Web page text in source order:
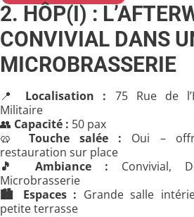
2. HÔP(I) :
CONVIVIAL DANS
MICROBRASSERIE
📍 Localisation : 75 Rue de
Militaire
👥 Capacité : 50 pax
🥨 Touche salée : Oui –
restauration sur place
🎵
Ambiance : Convivial,
Microbrasserie
🏙️
Espaces : Grande salle
petite terrasse